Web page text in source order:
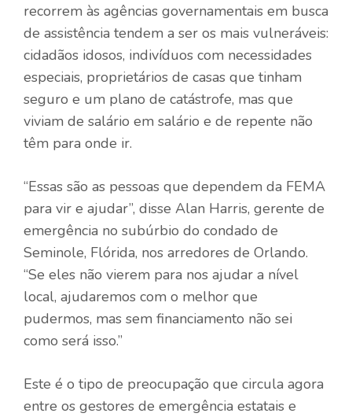
recorrem às agências governamentais em busca
de assistência tendem a ser os mais vulneráveis:
cidadãos idosos, indivíduos com necessidades
especiais, proprietários de casas que tinham
seguro e um plano de catástrofe, mas que
viviam de salário em salário e de repente não
têm para onde ir.
“Essas são as pessoas que dependem da FEMA
para vir e ajudar”, disse Alan Harris, gerente de
emergência no subúrbio do condado de
Seminole, Flórida, nos arredores de Orlando.
“Se eles não vierem para nos ajudar a nível
local, ajudaremos com o melhor que
pudermos, mas sem financiamento não sei
como será isso.”
Este é o tipo de preocupação que circula agora
entre os gestores de emergência estatais e